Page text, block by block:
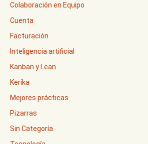
Colaboración en Equipo
Cuenta
Facturación
Inteligencia artificial
Kanban y Lean
Kerika
Mejores prácticas
Pizarras
Sin Categoría